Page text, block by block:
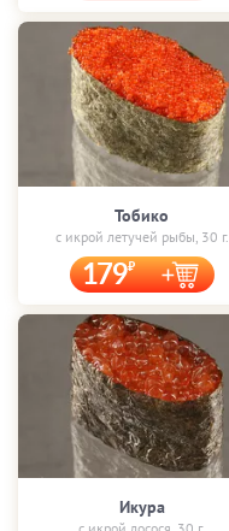
Тобико
с икрой летучей рыбы, 30 г.
179
Икура